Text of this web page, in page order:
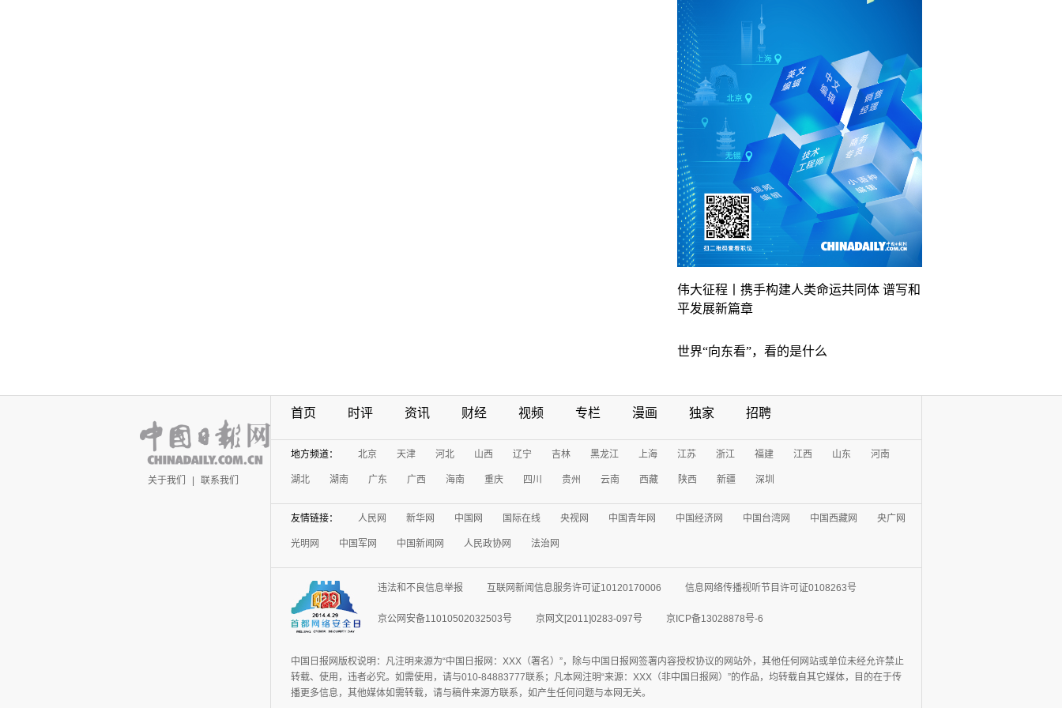
伟大征程丨携手构建人类命运共同体 谱写和
平发展新篇章
世界“向东看”，看的是什么
关于我们 联系我们
首页 时评 资讯 财经 视频 专栏 漫画 独家 招聘
地方频道： 北京 天津 河北 山西 辽宁 吉林 黑龙江 上海 江苏 浙江 福建 江西 山东 河南
湖北 湖南 广东 广西 海南 重庆 四川 贵州 云南 西藏 陕西 新疆 深圳
友情链接： 人民网 新华网 中国网 国际在线 央视网 中国青年网 中国经济网 中国台湾网 中国西藏网 央广网
光明网 中国军网 中国新闻网 人民政协网 法治网
违法和不良信息举报 互联网新闻信息服务许可证10120170006 信息网络传播视听节目许可证0108263号
京公网安备11010502032503号 京网文[2011]0283-097号 京ICP备13028878号-6
中国日报网版权说明：凡注明来源为“中国日报网：XXX（署名）”，除与中国日报网签署内容授权协议的网站外，其他任何网站或单位未经允许禁止
转载、使用，违者必究。如需使用，请与010-84883777联系；凡本网注明“来源：XXX（非中国日报网）”的作品，均转载自其它媒体，目的在于传
播更多信息，其他媒体如需转载，请与稿件来源方联系，如产生任何问题与本网无关。